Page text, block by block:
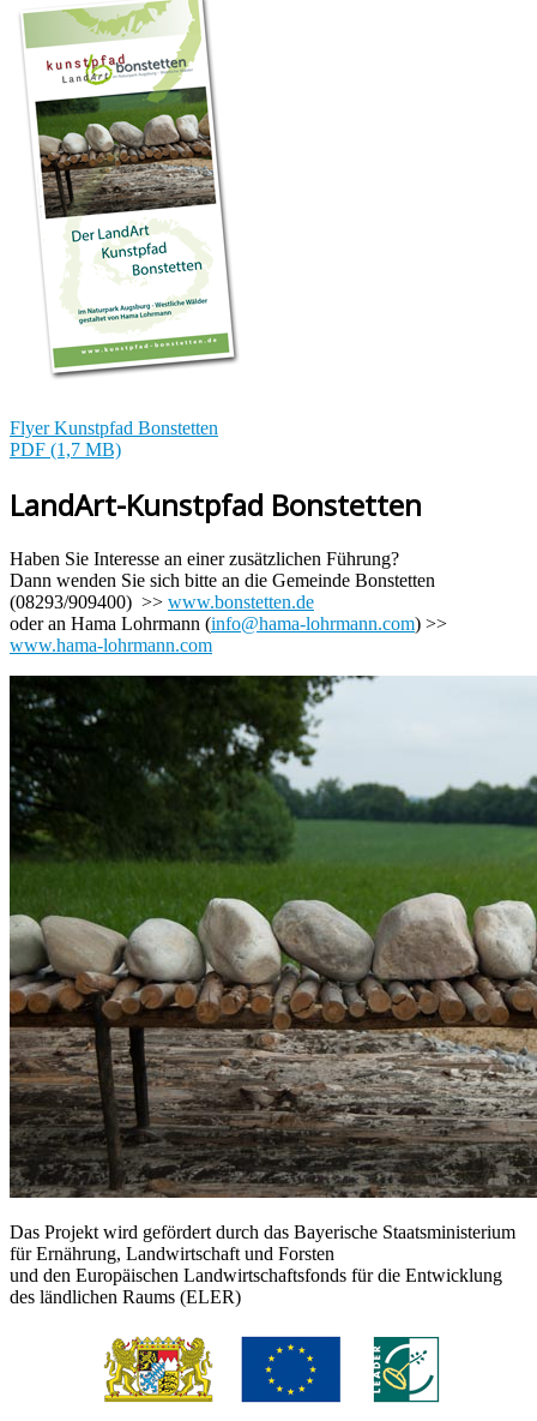
Flyer Kunstpfad Bonstetten
PDF (1,7 MB)
LandArt-Kunstpfad Bonstetten
Haben Sie Interesse an einer zusätzlichen Führung?
Dann wenden Sie sich bitte an die Gemeinde Bonstetten
(08293/909400) >> www.bonstetten.de
oder an Hama Lohrmann (info@hama-lohrmann.com) >>
www.hama-lohrmann.com
Das Projekt wird gefördert durch das Bayerische Staatsministerium
für Ernährung, Landwirtschaft und Forsten
und den Europäischen Landwirtschaftsfonds für die Entwicklung
des ländlichen Raums (ELER)